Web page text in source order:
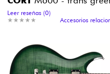
Ampli & Efectos
Sintetizadores & samplers
★ ★ ★ ★ ★
★ ★ ★ ★ ★
Leer reseñas (0)
Accesorios